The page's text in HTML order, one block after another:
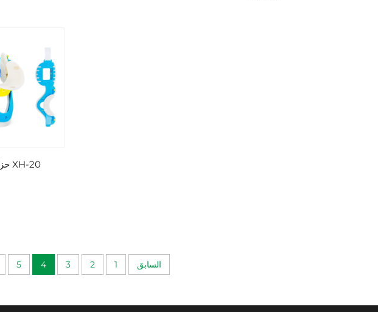
XH-20 حزام عنقي
السابق 1
2
3
4
5